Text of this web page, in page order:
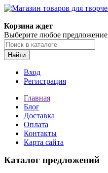
Корзина ждет
Выберите любое предложение
Найти
Вход
Регистрация
Главная
Блог
Доставка
Оплата
Контакты
Карта сайта
Каталог предложений